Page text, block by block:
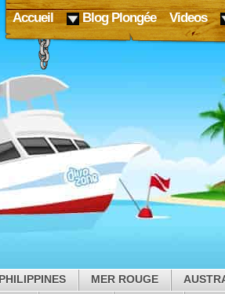
Accueil Blog Plongée Videos
PHILIPPINES MER ROUGE